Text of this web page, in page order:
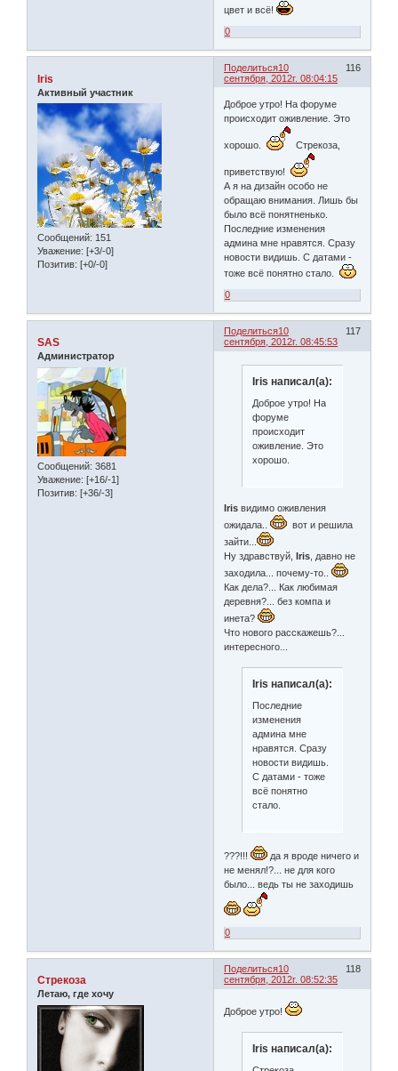
цвет и всё!
0
Поделиться 116
10
сентября, 2012г. 08:04:15
Iris
Активный участник
Сообщений: 151
Уважение: [+3/-0]
Позитив: [+0/-0]
Доброе утро! На форуме
происходит оживление. Это
хорошо. Стрекоза,
приветствую!
А я на дизайн особо не
обращаю внимания. Лишь бы
было всё понятненько.
Последние изменения
админа мне нравятся. Сразу
новости видишь. С датами -
тоже всё понятно стало.
0
Поделиться 117
10
сентября, 2012г. 08:45:53
SAS
Администратор
Сообщений: 3681
Уважение: [+16/-1]
Позитив: [+36/-3]
Iris написал(а):
Доброе утро! На
форуме
происходит
оживление. Это
хорошо.
Iris видимо оживления
ожидала..
вот и решила
зайти...
Ну здравствуй,Iris , давно не
заходила... почему-то..
Как дела?... Как любимая
деревня?... без компа и
инета?
Что нового расскажешь?...
интересного...
Iris написал(а):
Последние
изменения
админа мне
нравятся. Сразу
новости видишь.
С датами - тоже
всё понятно
стало.
???!!!
да я вроде ничего и
не менял!?... не для кого
было... ведь ты не заходишь
0
Поделиться 118
10
сентября, 2012г. 08:52:35
Стрекоза
Летаю, где хочу
Доброе утро!
Iris написал(а):